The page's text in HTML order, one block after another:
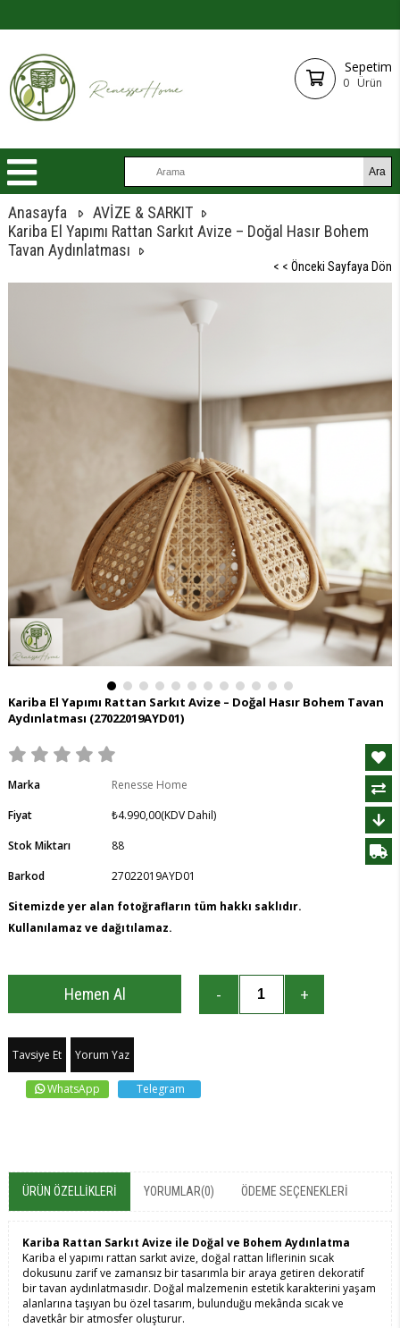
Sepetim
0 Ürün
Anasayfa
AVİZE & SARKIT
Kariba El Yapımı Rattan Sarkıt Avize – Doğal Hasır Bohem
Tavan Aydınlatması
< < Önceki Sayfaya Dön
Kariba El Yapımı Rattan Sarkıt Avize – Doğal Hasır Bohem Tavan
Aydınlatması (27022019AYD01)
Marka
Renesse Home
Fiyat
₺4.990,00(KDV Dahil)
Stok Miktarı
88
Barkod
27022019AYD01
Sitemizde yer alan fotoğrafların tüm hakkı saklıdır.
Kullanılamaz ve dağıtılamaz.
Tavsiye Et Yorum Yaz
WhatsApp Telegram
ÜRÜN ÖZELLIKLERI YORUMLAR(0) ÖDEME SEÇENEKLERI
Kariba Rattan Sarkıt Avize ile Doğal ve Bohem Aydınlatma
Kariba el yapımı rattan sarkıt avize, doğal rattan liflerinin sıcak
dokusunu zarif ve zamansız bir tasarımla bir araya getiren dekoratif
bir tavan aydınlatmasıdır. Doğal malzemenin estetik karakterini yaşam
alanlarına taşıyan bu özel tasarım, bulunduğu mekânda sıcak ve
davetkâr bir atmosfer oluşturur.